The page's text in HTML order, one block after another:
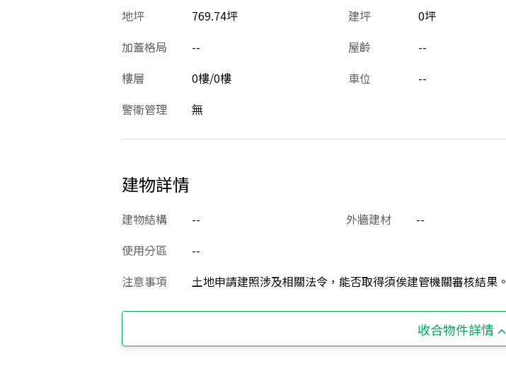
建坪 0坪
地坪 769.74坪
加蓋格局
-- 屋齡 --
樓層
0樓/0樓 車位 --
警衛管理
無
建物詳情
建物結構 -- 外牆建材 --
使用分區
--
注意事項
土地申請建照涉及相關法令，能否取得須俟建管機關審核結果。
收合物件詳情